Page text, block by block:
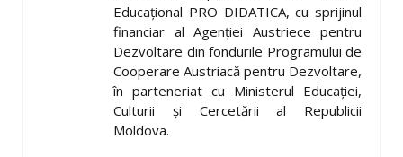
Educațional PRO DIDATICA, cu sprijinul
financiar al Agenției Austriece pentru
Dezvoltare din fondurile Programului de
Cooperare Austriacă pentru Dezvoltare,
în parteneriat cu Ministerul Educației,
Culturii și Cercetării al Republicii
Moldova.